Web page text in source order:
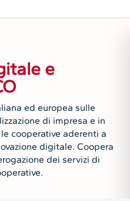
e
ed europea sulle
di impresa e in
cooperative aderenti a
digitale. Coopera
dei servizi di